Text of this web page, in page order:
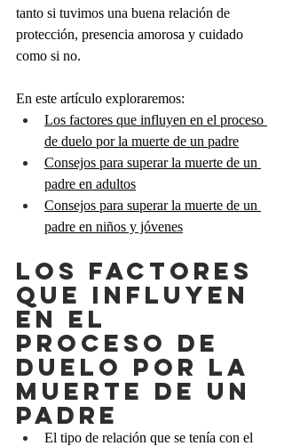
tanto si tuvimos una buena relación de
protección, presencia amorosa y cuidado
como si no.
En este artículo exploraremos:
Los factores que influyen en el proceso
de duelo por la muerte de un padre
Consejos para superar la muerte de un
padre en adultos
Consejos para superar la muerte de un
padre en niños y jóvenes
LOS FACTORES
QUE INFLUYEN
EN EL
PROCESO DE
DUELO POR LA
MUERTE DE UN
PADRE
El tipo de relación que se tenía con el